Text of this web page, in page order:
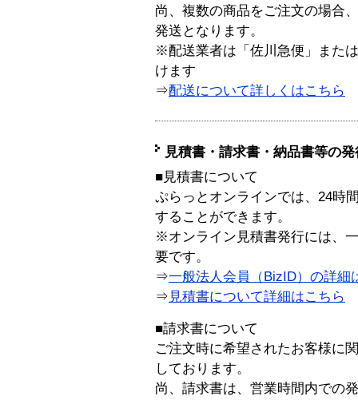
尚、複数の商品をご注文の場合
発送となります。
※配送業者は「佐川急便」また
けます
⇒配送について詳しくはこちら
見積書・請求書・納品書等の
■見積書について
ぷらっとオンラインでは、24時
することができます。
※オンライン見積書発行には、
要です。
⇒一般法人会員（BizID）の詳細
⇒ 見積書について詳細はこちら
■請求書について
ご注文時に希望されたお客様に
しております。
尚、請求書は、営業時間内での